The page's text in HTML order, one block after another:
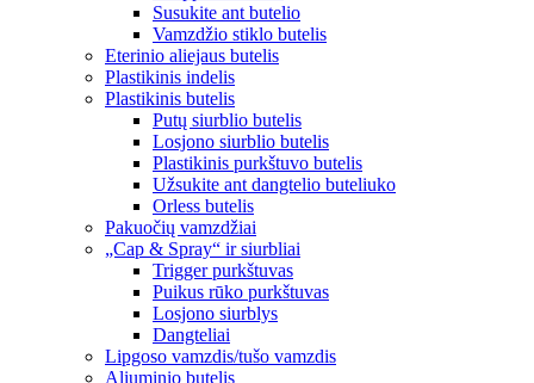
Susukite ant butelio
Vamzdžio stiklo butelis
Eterinio aliejaus butelis
Plastikinis indelis
Plastikinis butelis
Putų siurblio butelis
Losjono siurblio butelis
Plastikinis purkštuvo butelis
Užsukite ant dangtelio buteliuko
Orless butelis
Pakuočių vamzdžiai
„Cap & Spray“ ir siurbliai
Trigger purkštuvas
Puikus rūko purkštuvas
Losjono siurblys
Dangteliai
Lipgoso vamzdis/tušo vamzdis
Aliuminio butelis